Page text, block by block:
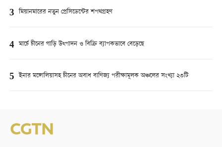
3 মিয়ানমারের নতুন প্রেসিডেন্টের শপথগ্রহণ
4 মার্চে চীনের গাড়ি উত্পাদন ও বিক্রি ব্যাপকভাবে বেড়েছে
5 ইনার মঙ্গোলিয়াসহ চীনের অবাধ বাণিজ্য পরীক্ষামূলক অঞ্চলের সংখ্যা ২৩টি